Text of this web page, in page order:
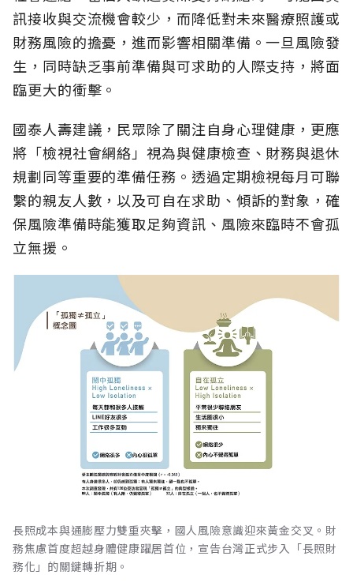
訊接收與交流機會較少，而降低對未來醫療照護或
財務風險的擔憂，進而影響相關準備。一旦風險發
生，同時缺乏事前準備與可求助的人際支持，將面
臨更大的衝擊。
國泰人壽建議，民眾除了關注自身心理健康，更應
將「檢視社會網絡」視為與健康檢查、財務與退休
規劃同等重要的準備任務。透過定期檢視每月可聯
繫的親友人數，以及可自在求助、傾訴的對象，確
保風險準備時能獲取足夠資訊、風險來臨時不會孤
立無援。
長照成本與通膨壓力雙重夾擊，國人風險意識迎來黃金交叉。財
務焦慮首度超越身體健康躍居首位，宣告台灣正式步入「長照財
務化」的關鍵轉折期。